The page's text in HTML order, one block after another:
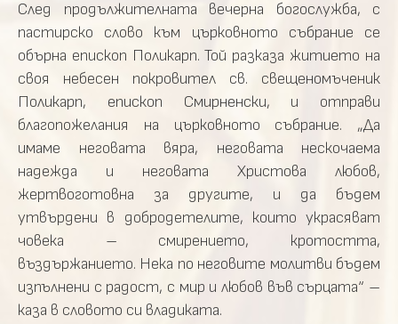
След продължителната вечерна богослужба, с
пастирско слово към църковното събрание се
обърна епископ Поликарп. Той разказа житието на
своя небесен покровител св. свещеномъченик
Поликарп, епископ Смирненски, и отправи
благопожелания на църковното събрание. „Да
имаме неговата вяра, неговата нескочаема
надежда и неговата Христова любов,
жертвоготовна за другите, и да бъдем
утвърдени в добродетелите, които украсяват
човека – смирението, кротостта,
въздържанието. Нека по неговите молитви бъдем
изпълнени с радост, с мир и любов във сърцата“ –
каза в словото си владиката.